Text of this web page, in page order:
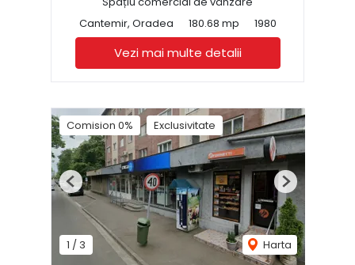
Cantemir, Oradea
180.68 mp 1980
Vezi mai multe detalii
Comision 0% Exclusivitate
1 / 3 Harta
Previous Next